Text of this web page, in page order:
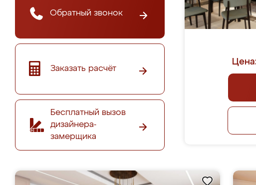
Обратный звонок
Заказать расчёт
Бесплатный вызов
дизайнера-
замерщика